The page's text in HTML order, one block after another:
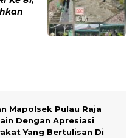
Mapolsek Pulau Raja
Dengan Apresiasi
Yang Bertulisan Di